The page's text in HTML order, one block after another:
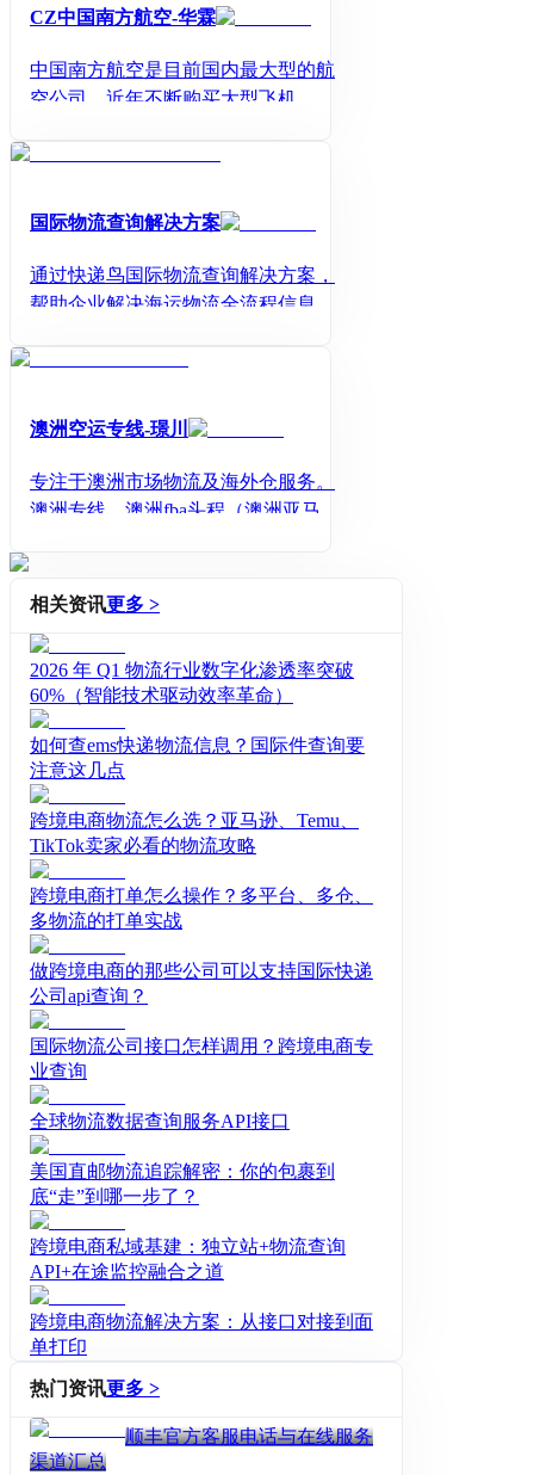
CZ中国南方航空-华霖
中国南方航空是目前国内最大型的航
空公司，近年不断购买大型飞机，加
RD,LAX,YVR，另有TPE,ICN,BKK,K
国际物流查询解决方案
通过快递鸟国际物流查询解决方案，
帮助企业解决海运物流全流程信息轨
澳洲空运专线-璟川
专注于澳洲市场物流及海外仓服务。
澳洲专线、澳洲fba头程（澳洲亚马逊
件代发（璟川森特）、自有监管仓清
仓储、贴标换箱、拖车、等服务。
相关资讯更多 >
2026 年 Q1 物流行业数字化渗透率突破
60%（智能技术驱动效率革命）
如何查ems快递物流信息？国际件查询要
注意这几点
跨境电商物流怎么选？亚马逊、Temu、
TikTok卖家必看的物流攻略
跨境电商打单怎么操作？多平台、多仓、
多物流的打单实战
做跨境电商的那些公司可以支持国际快递
公司api查询？
国际物流公司接口怎样调用？跨境电商专
业查询
全球物流数据查询服务API接口
美国直邮物流追踪解密：你的包裹到
底“走”到哪一步了？
跨境电商私域基建：独立站+物流查询
API+在途监控融合之道
跨境电商物流解决方案：从接口对接到面
单打印
热门资讯更多 >
顺丰官方客服电话与在线服务
渠道汇总